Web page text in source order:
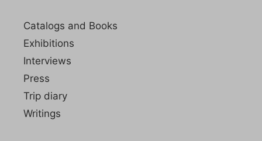
Catalogs and Books
Exhibitions
Interviews
Press
Trip diary
Writings